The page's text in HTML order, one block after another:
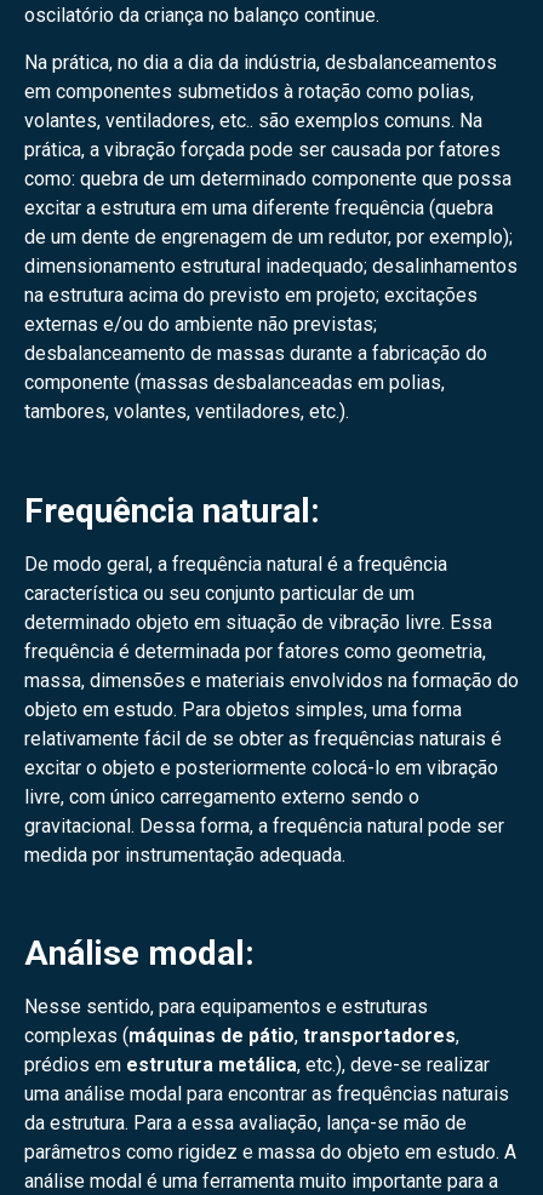
oscilatório da criança no balanço continue.
Na prática, no dia a dia da indústria, desbalanceamentos
em componentes submetidos à rotação como polias,
volantes, ventiladores, etc.. são exemplos comuns. Na
prática, a vibração forçada pode ser causada por fatores
como: quebra de um determinado componente que possa
excitar a estrutura em uma diferente frequência (quebra
de um dente de engrenagem de um redutor, por exemplo);
dimensionamento estrutural inadequado; desalinhamentos
na estrutura acima do previsto em projeto; excitações
externas e/ou do ambiente não previstas;
desbalanceamento de massas durante a fabricação do
componente (massas desbalanceadas em polias,
tambores, volantes, ventiladores, etc.).
Frequência natural:
De modo geral, a frequência natural é a frequência
característica ou seu conjunto particular de um
determinado objeto em situação de vibração livre. Essa
frequência é determinada por fatores como geometria,
massa, dimensões e materiais envolvidos na formação do
objeto em estudo. Para objetos simples, uma forma
relativamente fácil de se obter as frequências naturais é
excitar o objeto e posteriormente colocá-lo em vibração
livre, com único carregamento externo sendo o
gravitacional. Dessa forma, a frequência natural pode ser
medida por instrumentação adequada.
Análise modal:
Nesse sentido, para equipamentos e estruturas
complexas (máquinas de pátio, transportadores,
prédios em estrutura metálica, etc.), deve-se realizar
uma análise modal para encontrar as frequências naturais
da estrutura. Para a essa avaliação, lança-se mão de
parâmetros como rigidez e massa do objeto em estudo. A
análise modal é uma ferramenta muito importante para a